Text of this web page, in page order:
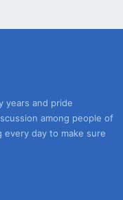
years and pride
among people of
day to make sure